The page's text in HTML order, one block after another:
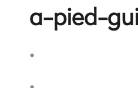
a-pied-
.
.